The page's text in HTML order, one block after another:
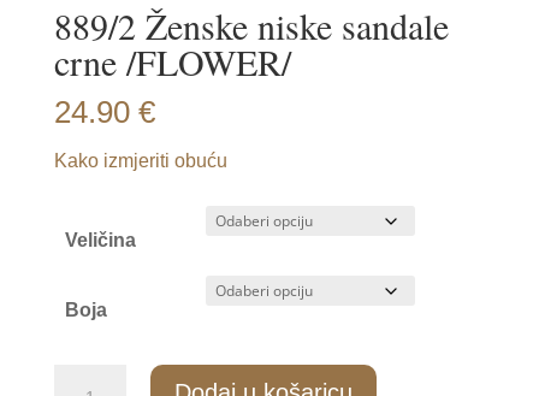
889/2 Ženske niske sandale
crne /FLOWER/
24.90 €
Kako izmjeriti obuću
Veličina
Boja